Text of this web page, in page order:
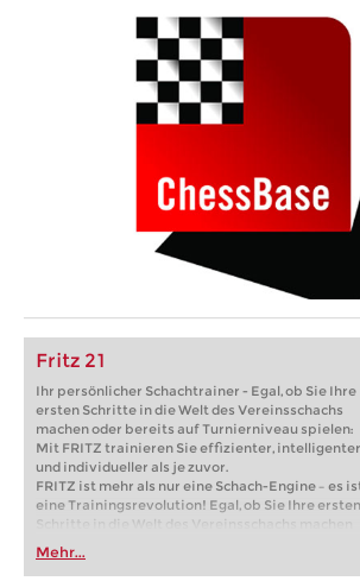
Fritz 21
Ihr persönlicher Schachtrainer - Egal, ob Sie Ihre
ersten Schritte in die Welt des Vereinsschachs
machen oder bereits auf Turnierniveau spielen:
Mit FRITZ trainieren Sie effizienter, intelligenter
und individueller als je zuvor.
FRITZ ist mehr als nur eine Schach-Engine – es
eine Trainingsrevolution! Egal, ob Sie Ihre ersten
Schritte in die Welt des Vereinsschachs machen
oder bereits auf Turnierniveau spielen: Mit
FRITZ trainieren Sie effizienter, intelligenter und
Mehr...